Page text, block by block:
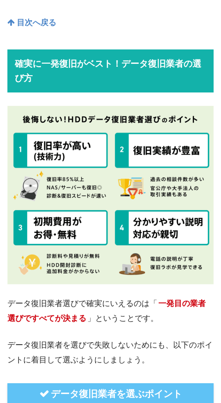
目次へ戻る
確実に一発復旧がベスト！データ復旧業者の選
び方
データ復旧業者選びで確実にいえるのは「 一発目の業者
選びですべてが決まる 」ということです。
データ復旧業者を選びで失敗しないためにも、以下のポイ
ントに着目して選ぶようにしましょう。
データ復旧業者を選ぶポイント